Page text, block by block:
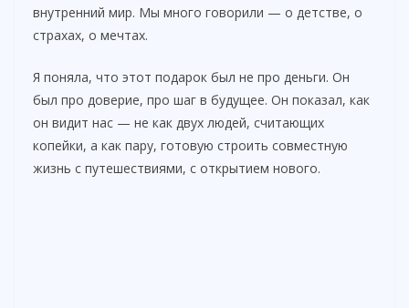
внутренний мир. Мы много говорили — о детстве, о
страхах, о мечтах.
Я поняла, что этот подарок был не про деньги. Он
был про доверие, про шаг в будущее. Он показал, как
он видит нас — не как двух людей, считающих
копейки, а как пару, готовую строить совместную
жизнь с путешествиями, с открытием нового.